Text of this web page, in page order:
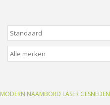
Brievenbussen
Freesletters
Accessoires
MODERN NAAMBORD LASER GESNEDEN